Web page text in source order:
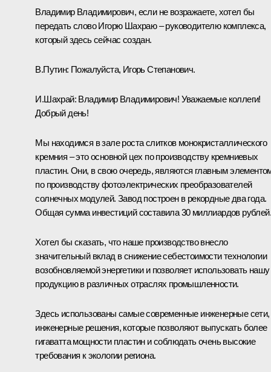
Владимир Владимирович, если не возражаете, хотел бы
передать слово Игорю Шахраю – руководителю комплекса,
который здесь сейчас создан.
В.Путин: Пожалуйста, Игорь Степанович.
И.Шахрай: Владимир Владимирович! Уважаемые коллеги!
Добрый день!
Мы находимся в зале роста слитков монокристаллического
кремния – это основной цех по производству кремниевых
пластин. Они, в свою очередь, являются главным
по производству фотоэлектрических преобразователей
солнечных модулей. Завод построен в рекордные два года.
Общая сумма инвестиций составила 30 миллиардов рублей.
Хотел бы сказать, что наше производство внесло
значительный вклад в снижение себестоимости технологии
возобновляемой энергетики и позволяет использовать нашу
продукцию в различных отраслях промышленности.
Здесь использованы самые современные инженерные сети,
инженерные решения, которые позволяют выпускать более
гигаватта мощности пластин и соблюдать очень высокие
требования к экологии региона.